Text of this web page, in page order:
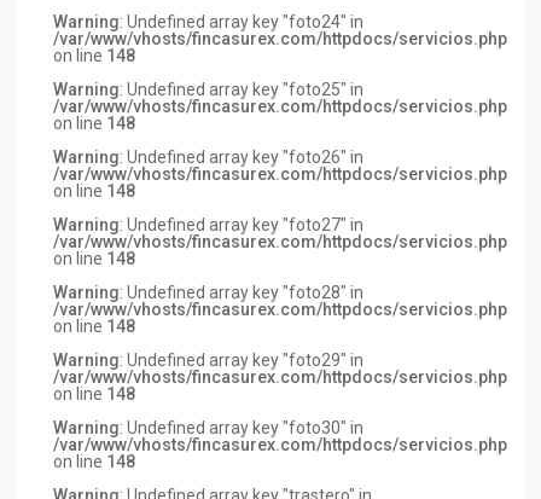
Warning: Undefined array key "foto24" in
/var/www/vhosts/fincasurex.com/httpdocs/servicios.php
on line 148
Warning: Undefined array key "foto25" in
/var/www/vhosts/fincasurex.com/httpdocs/servicios.php
on line 148
Warning: Undefined array key "foto26" in
/var/www/vhosts/fincasurex.com/httpdocs/servicios.php
on line 148
Warning: Undefined array key "foto27" in
/var/www/vhosts/fincasurex.com/httpdocs/servicios.php
on line 148
Warning: Undefined array key "foto28" in
/var/www/vhosts/fincasurex.com/httpdocs/servicios.php
on line 148
Warning: Undefined array key "foto29" in
/var/www/vhosts/fincasurex.com/httpdocs/servicios.php
on line 148
Warning: Undefined array key "foto30" in
/var/www/vhosts/fincasurex.com/httpdocs/servicios.php
on line 148